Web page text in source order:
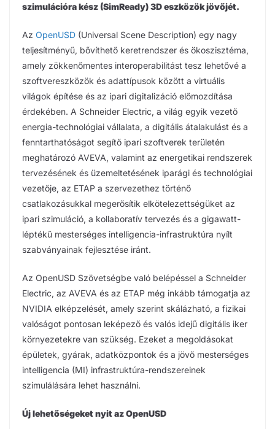
szimulációra kész (SimReady) 3D eszközök jövőjét.
Az OpenUSD (Universal Scene Description) egy nagy
teljesítményű, bővíthető keretrendszer és ökoszisztéma,
amely zökkenőmentes interoperabilitást tesz lehetővé a
szoftvereszközök és adattípusok között a virtuális
világok építése és az ipari digitalizáció előmozdítása
érdekében. A Schneider Electric, a világ egyik vezető
energia-technológiai vállalata, a digitális átalakulást és a
fenntarthatóságot segítő ipari szoftverek területén
meghatározó AVEVA, valamint az energetikai rendszerek
tervezésének és üzemeltetésének iparági és technológiai
vezetője, az ETAP a szervezethez történő
csatlakozásukkal megerősítik elkötelezettségüket az
ipari szimuláció, a kollaboratív tervezés és a gigawatt-
léptékű mesterséges intelligencia-infrastruktúra nyílt
szabványainak fejlesztése iránt.
Az OpenUSD Szövetségbe való belépéssel a Schneider
Electric, az AVEVA és az ETAP még inkább támogatja az
NVIDIA elképzelését, amely szerint skálázható, a fizikai
valóságot pontosan leképező és valós idejű digitális iker
környezetekre van szükség. Ezeket a megoldásokat
épületek, gyárak, adatközpontok és a jövő mesterséges
intelligencia (MI) infrastruktúra-rendszereinek
szimulálására lehet használni.
Új lehetőségeket nyit az OpenUSD